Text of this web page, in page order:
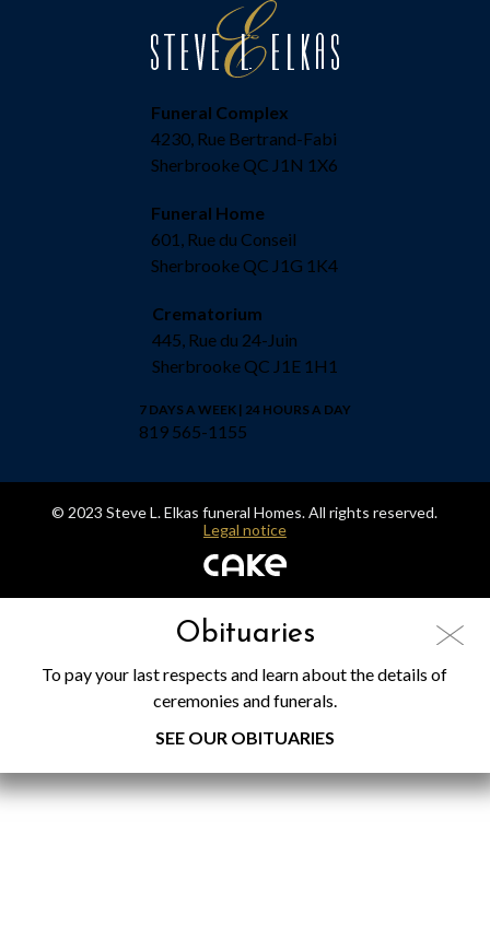
Funeral Complex
4230, Rue Bertrand-Fabi
Sherbrooke QC J1N 1X6
Funeral Home
601, Rue du Conseil
Sherbrooke QC J1G 1K4
Crematorium
445, Rue du 24-Juin
Sherbrooke QC J1E 1H1
7 DAYS A WEEK | 24 HOURS A DAY
819 565-1155
© 2023 Steve L. Elkas funeral Homes. All rights reserved.
Legal notice
Obituaries
To pay your last respects and learn about the details of
ceremonies and funerals.
SEE OUR OBITUARIES